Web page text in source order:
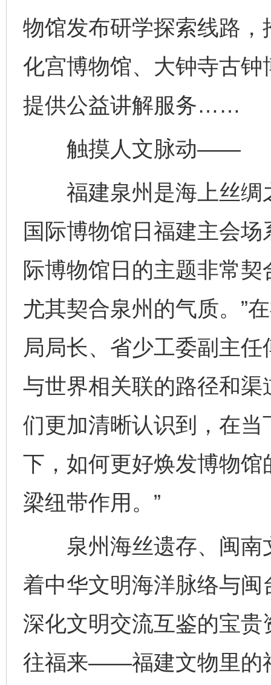
物馆发布研学探索线路
化宫博物馆、大钟寺古
提供公益讲解服务……
触摸人文脉动——
福建泉州是海上丝绸
国际博物馆日福建主会
际博物馆日的主题非常
尤其契合泉州的气质。”
局局长、省少工委副主
与世界相关联的路径和渠
们更加清晰认识到，在
下，如何更好焕发博物
梁纽带作用。”
泉州海丝遗存、闽南
着中华文明海洋脉络与
深化文明交流互鉴的宝贵
往福来——福建文物里的